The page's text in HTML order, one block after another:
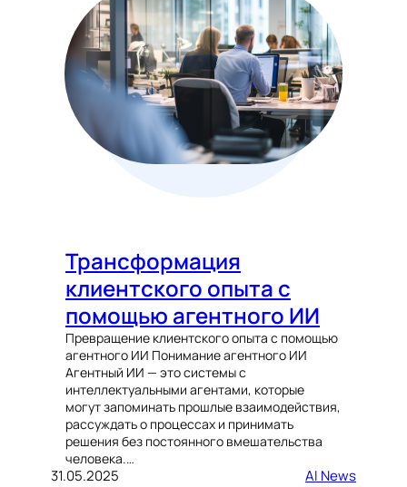
Трансформация
клиентского опыта с
помощью агентного ИИ
Превращение клиентского опыта с помощью
агентного ИИ Понимание агентного ИИ
Агентный ИИ — это системы с
интеллектуальными агентами, которые
могут запоминать прошлые взаимодействия,
рассуждать о процессах и принимать
решения без постоянного вмешательства
человека.…
31.05.2025 AI News